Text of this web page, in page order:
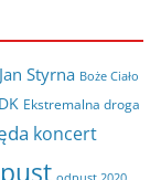
Styrna Boże Ciało
Ekstremalna droga
koncert